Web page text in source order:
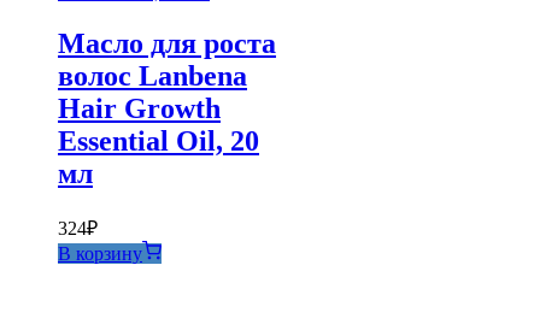
Масло для роста
волос Lanbena
Hair Growth
Essential Oil, 20
мл
324₽
В корзину